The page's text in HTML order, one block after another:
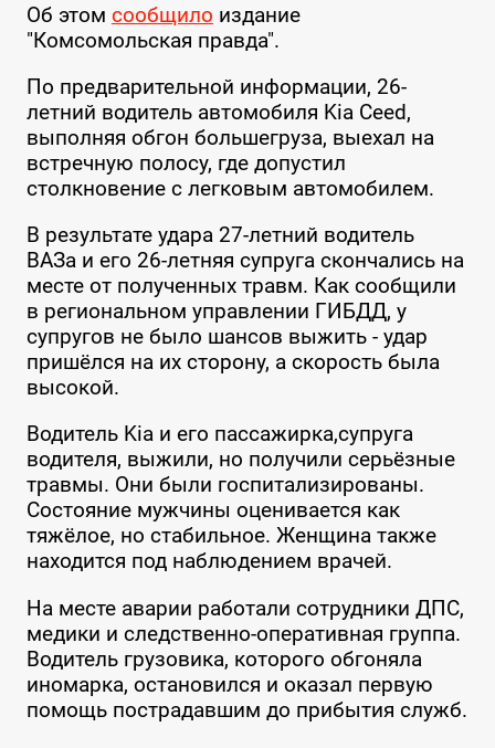
Об этом сообщило издание
"Комсомольская правда".
По предварительной информации, 26-
летний водитель автомобиля Kia Ceed,
выполняя обгон большегруза, выехал на
встречную полосу, где допустил
столкновение с легковым автомобилем.
В результате удара 27-летний водитель
ВАЗа и его 26-летняя супруга скончались на
месте от полученных травм. Как сообщили
в региональном управлении ГИБДД, у
супругов не было шансов выжить - удар
пришёлся на их сторону, а скорость была
высокой.
Водитель Kia и его пассажирка,супруга
водителя, выжили, но получили серьёзные
травмы. Они были госпитализированы.
Состояние мужчины оценивается как
тяжёлое, но стабильное. Женщина также
находится под наблюдением врачей.
На месте аварии работали сотрудники ДПС,
медики и следственно-оперативная группа.
Водитель грузовика, которого обгоняла
иномарка, остановился и оказал первую
помощь пострадавшим до прибытия служб.